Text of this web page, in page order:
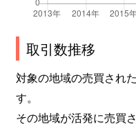
取引数推移
対象の地域の売買され
す。
その地域が活発に売買